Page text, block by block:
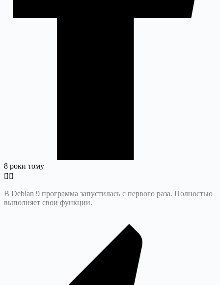
8 роки тому
В Debian 9 программа запустилась с первого раза. Полностью
выполняет свои функции.